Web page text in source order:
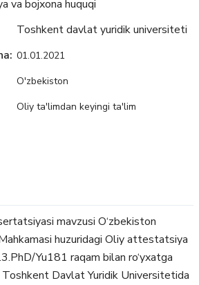
va bojxona huquqi
Toshkent davlat yuridik universiteti
01.01.2021
O'zbekiston
Oliy ta'limdan keyingi ta'lim
mavzusi O‘zbekiston
huzuridagi Oliy attestatsiya
Yu181 raqam bilan ro‘yxatga
Davlat Yuridik Universitetida